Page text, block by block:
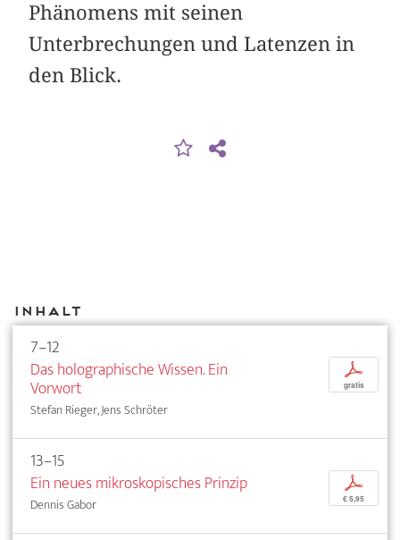
Phänomens mit seinen
Unterbrechungen und Latenzen in
den Blick.
Inhalt
7–12
Das holographische Wissen. Ein
Vorwort
Stefan Rieger, Jens Schröter
p
gratis
13–15
Ein neues mikroskopisches Prinzip
Dennis Gabor
p
€ 5,95